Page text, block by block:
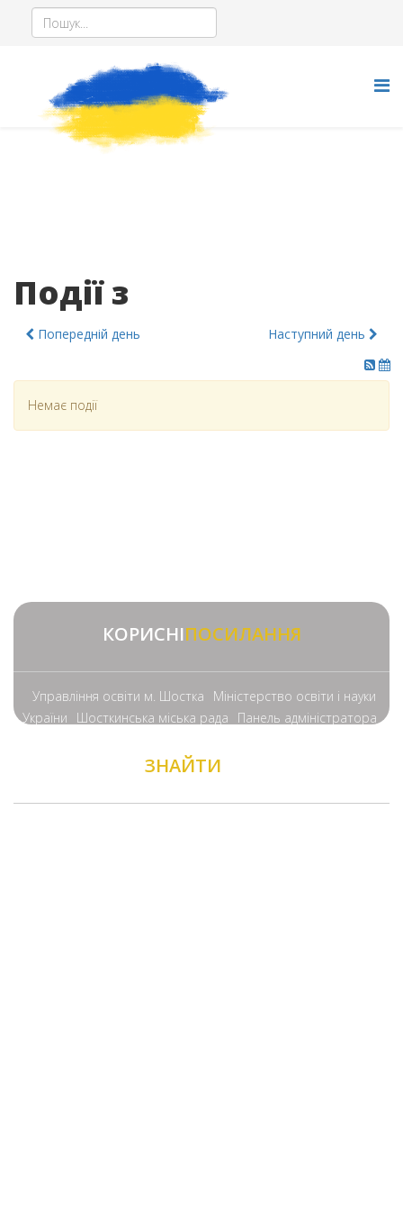
Події з
Попередній день Наступний день
Немає події
КОРИСНІПОСИЛАННЯ
Управління освіти м. Шостка
Міністерство освіти і науки
України
Шосткинська міська рада Панель адміністратора
ЗНАЙТИ